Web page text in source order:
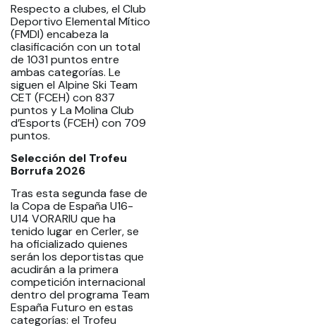
Respecto a clubes, el Club
Deportivo Elemental Mítico
(FMDI) encabeza la
clasificación con un total
de 1031 puntos entre
ambas categorías. Le
siguen el Alpine Ski Team
CET (FCEH) con 837
puntos y La Molina Club
d’Esports (FCEH) con 709
puntos.
Selección del Trofeu
Borrufa 2026
Tras esta segunda fase de
la Copa de España U16-
U14 VORARIU que ha
tenido lugar en Cerler, se
ha oficializado quienes
serán los deportistas que
acudirán a la primera
competición internacional
dentro del programa Team
España Futuro en estas
categorías: el Trofeu